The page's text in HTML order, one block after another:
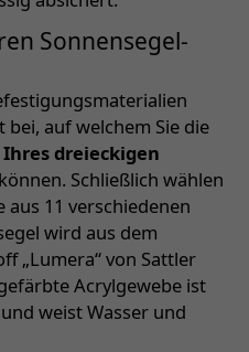
Sonnensegel-
auf welchem Sie die
dreieckigen
Schließlich wählen
aus 11 verschiedenen
wird aus dem
„Lumera“ von Sattler
Acrylgewebe ist
weist Wasser und